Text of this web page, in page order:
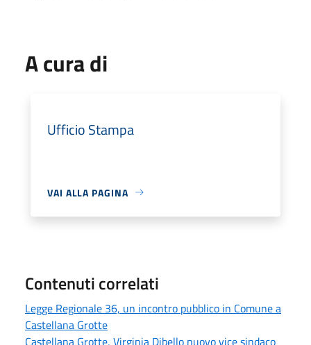
A cura di
Ufficio Stampa
VAI ALLA PAGINA
Contenuti correlati
Legge Regionale 36, un incontro pubblico in Comune a
Castellana Grotte
Castellana Grotte, Virginia Dibello nuovo vice sindaco